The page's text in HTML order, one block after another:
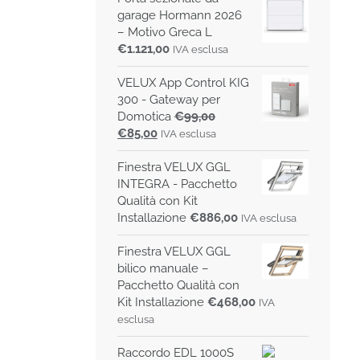
garage Hormann 2026
– Motivo Greca L
€1.121,00 IVA esclusa
VELUX App Control KIG
300 - Gateway per
Domotica €99,00
Il
prezzo
originale
era:
€99,00.
€85,00Il
prezzo
attuale
è:
€85,00.
IVA esclusa
Finestra VELUX GGL
INTEGRA - Pacchetto
Qualità con Kit
Installazione €886,00 IVA esclusa
Finestra VELUX GGL
bilico manuale –
Pacchetto Qualità con
Kit Installazione €468,00 IVA
esclusa
Raccordo EDL 1000S